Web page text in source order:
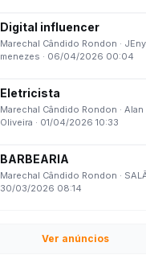
Digital influencer
Marechal Cândido Rondon ·
menezes · 06/04/2026 00:04
Eletricista
Marechal Cândido Rondon · Alan
Oliveira · 01/04/2026 10:33
BARBEARIA
Marechal Cândido Rondon ·
30/03/2026 08:14
Ver anúncios